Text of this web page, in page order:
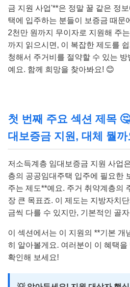
금 지원 사업'**은 정말 꿀 같은 정
택에 입주하는 분들이 보증금 때문
2천만 원까지 무이자로 지원해 주
까지 읽으시면, 이 복잡한 제도를
청해서 주거비를 절약할 수 있는 방
예요. 함께 희망을 찾아봐요! 😊
첫 번째 주요 섹션 제목
대보증금 지원, 대체 뭘
저소득계층 임대보증금 지원 사업
층의 공공임대주택 입주에 필요한
주는 제도**예요. 주거 취약계층의
장 큰 목표죠. 이 제도는 지방자치
금씩 다를 수 있지만, 기본적인 골
이 섹션에서는 이 지원의 **기본 개
히 알아볼게요. 여러분이 이 혜택을
확인해 보세요!